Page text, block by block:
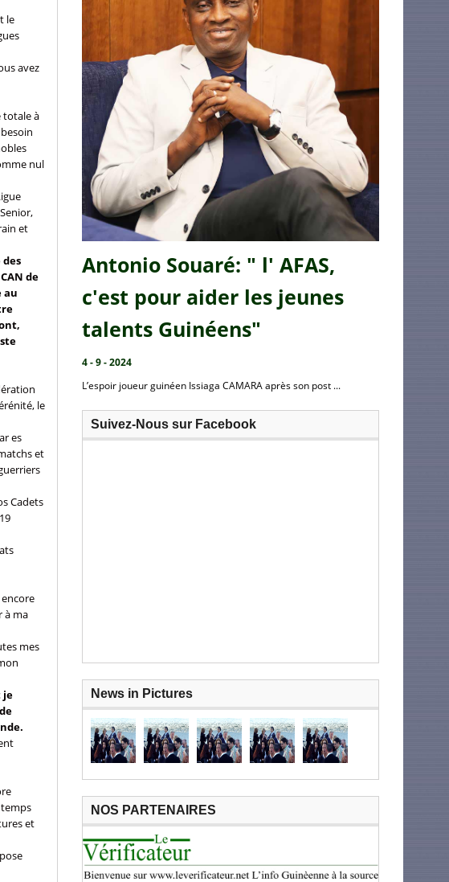
le
avez
totale à
nul
et
de
au
le
es
et
Cadets
à ma
mes
je
et
Antonio Souaré: " l' AFAS,
c'est pour aider les jeunes
talents Guinéens"
4 - 9 - 2024
L’espoir joueur guinéen Issiaga CAMARA après son post ...
Suivez-Nous sur Facebook
News in Pictures
NOS PARTENAIRES